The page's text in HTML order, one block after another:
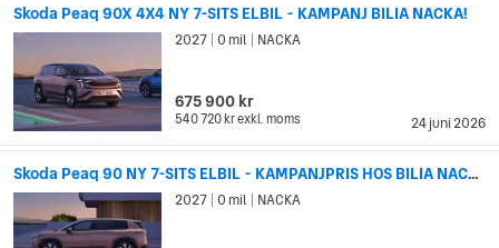
Skoda Peaq 90X 4X4 NY 7-SITS ELBIL - KAMPANJ BILIA NACKA!
24 juni 2026
2027 0 mil NACKA
675 900 kr
540 720 krexkl. moms
Skoda Peaq 90 NY 7-SITS ELBIL - KAMPANJPRIS HOS BILIA NACKA!
2027 0 mil NACKA